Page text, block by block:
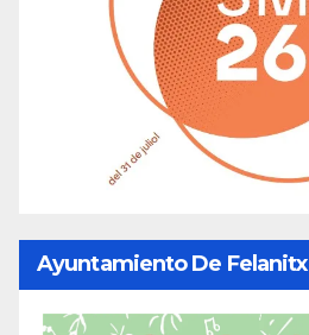
Ayuntamiento De Felanitx